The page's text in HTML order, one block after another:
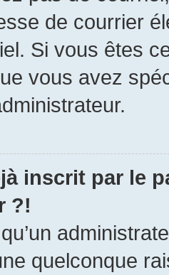
de courrier
Si vous êtes
vous avez
inscrit par le
?!
quelconque